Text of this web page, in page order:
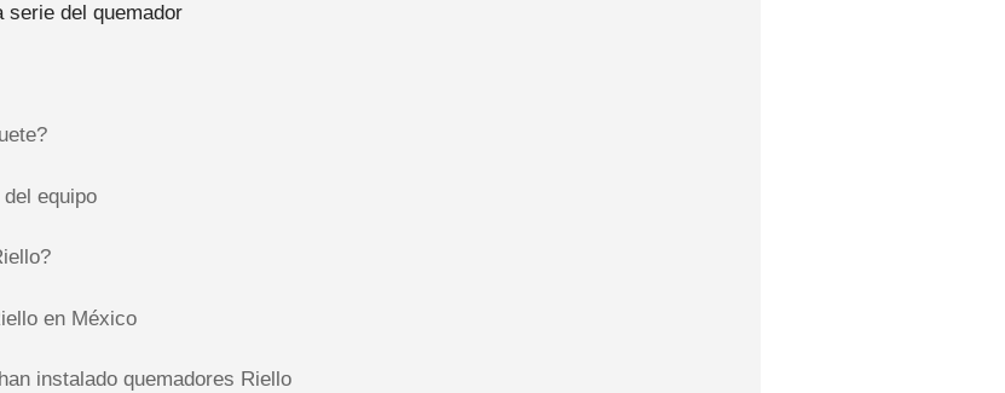
serie del quemador
equipo
en México
instalado quemadores Riello